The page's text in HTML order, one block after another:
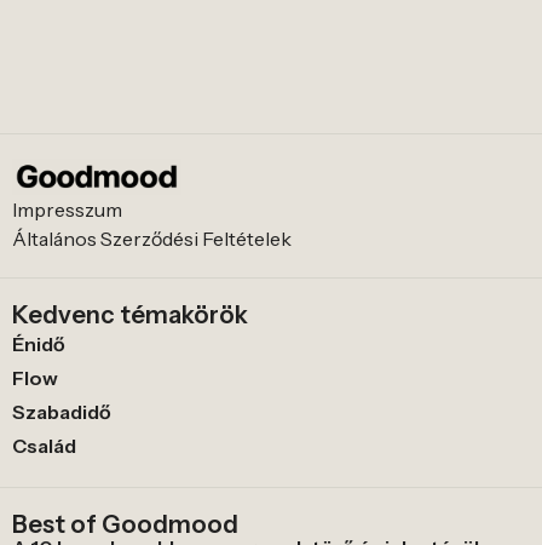
Impresszum
Általános Szerződési Feltételek
Kedvenc témakörök
Énidő
Flow
Szabadidő
Család
Best of Goodmood